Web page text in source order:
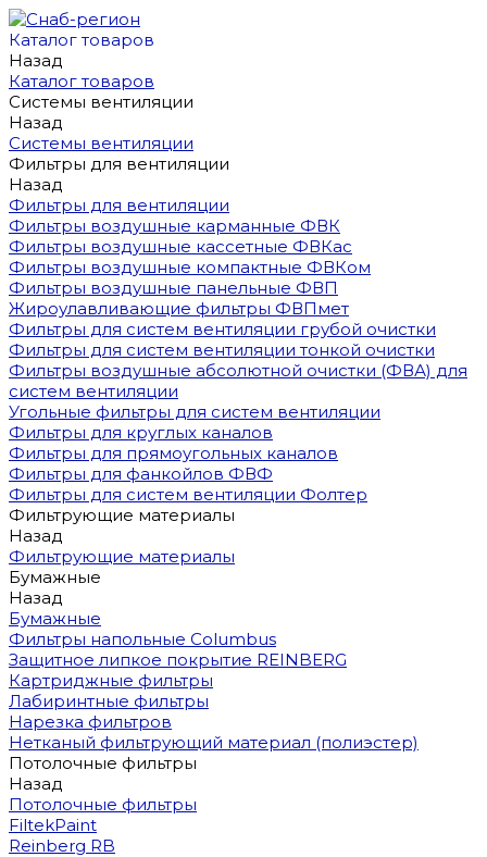
Каталог товаров
Назад
Каталог товаров
Системы вентиляции
Назад
Системы вентиляции
Фильтры для вентиляции
Назад
Фильтры для вентиляции
Фильтры воздушные карманные ФВК
Фильтры воздушные кассетные ФВКас
Фильтры воздушные компактные ФВКом
Фильтры воздушные панельные ФВП
Жироулавливающие фильтры ФВПмет
Фильтры для систем вентиляции грубой очистки
Фильтры для систем вентиляции тонкой очистки
Фильтры воздушные абсолютной очистки (ФВА) для
систем вентиляции
Угольные фильтры для систем вентиляции
Фильтры для круглых каналов
Фильтры для прямоугольных каналов
Фильтры для фанкойлов ФВФ
Фильтры для систем вентиляции Фолтер
Фильтрующие материалы
Назад
Фильтрующие материалы
Бумажные
Назад
Бумажные
Фильтры напольные Columbus
Защитное липкое покрытие REINBERG
Картриджные фильтры
Лабиринтные фильтры
Нарезка фильтров
Нетканый фильтрующий материал (полиэстер)
Потолочные фильтры
Назад
Потолочные фильтры
FiltekPaint
Reinberg RB